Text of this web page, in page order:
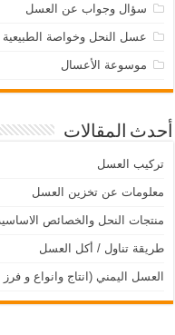
سؤال وجواب عن العسل
عسل النحل وخواصة الطبيعية –
موسوعة الأعسال
أحدث المقالات
تركيب العسل
معلومات عن تخزين العسل
منتجات النحل والخصائص
طريقة تناول / أكل العسل
العسل اليمني (انتاج وانواع و